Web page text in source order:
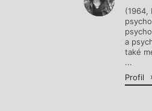
(1964,
a
také
...
Profil